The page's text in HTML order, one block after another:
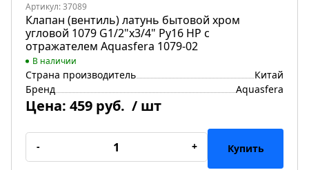
Артикул: 37089
Клапан (вентиль) латунь бытовой хром
угловой 1079 G1/2"х3/4" Ру16 НР с
отражателем Aquasfera 1079-02
В наличии
Страна производитель
Китай
Бренд
Aquasfera
Цена: 459 руб. / шт
- + Купить